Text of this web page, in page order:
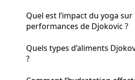
Quel est l’impact du yoga sur
performances de Djokovic ?
Quels types d’aliments
?